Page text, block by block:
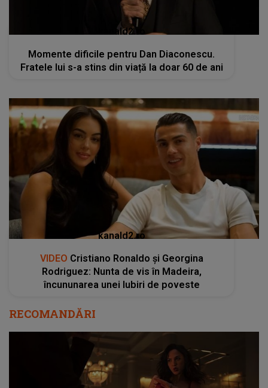
kanald2.ro
Momente dificile pentru Dan Diaconescu.
Fratele lui s-a stins din viață la doar 60 de ani
kanald2.ro
VIDEO Cristiano Ronaldo și Georgina
Rodriguez: Nunta de vis în Madeira,
încununarea unei Iubiri de poveste
RECOMANDĂRI